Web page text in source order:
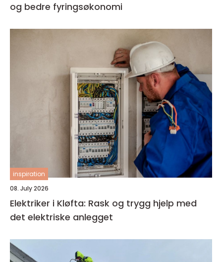
og bedre fyringsøkonomi
inspiration
08. July 2026
Elektriker i Kløfta: Rask og trygg hjelp med
det elektriske anlegget